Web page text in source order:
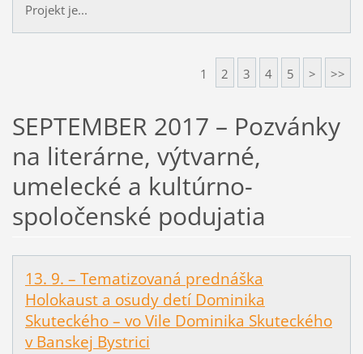
Projekt je...
1 2 3 4 5 > >>
SEPTEMBER 2017 – Pozvánky
na literárne, výtvarné,
umelecké a kultúrno-
spoločenské podujatia
13. 9. – Tematizovaná prednáška
Holokaust a osudy detí Dominika
Skuteckého – vo Vile Dominika Skuteckého
v Banskej Bystrici